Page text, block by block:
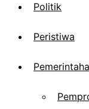
Politik
Peristiwa